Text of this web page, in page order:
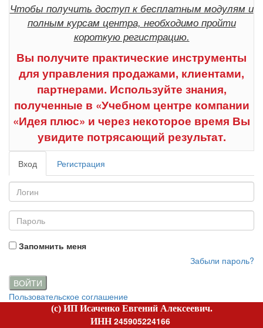
Чтобы получить доступ к бесплатным модулям и
полным курсам центра, необходимо пройти
короткую регистрацию.
Вы получите практические инструменты
для управления продажами, клиентами,
партнерами. Используйте знания,
полученные в «Учебном центре компании
«Идея плюс» и через некоторое время Вы
увидите потрясающий результат.
Вход Регистрация
Запомнить меня
Забыли пароль?
ВОЙТИ
Пользовательское соглашение
(c) ИП Исаченко Евгений Алексеевич.
ИНН245905224166